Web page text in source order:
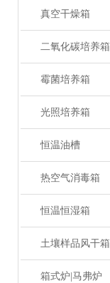
真空干燥箱
二氧化碳培养箱
霉菌培养箱
光照培养箱
恒温油槽
热空气消毒箱
恒温恒湿箱
土壤样品风干箱
箱式炉|马弗炉